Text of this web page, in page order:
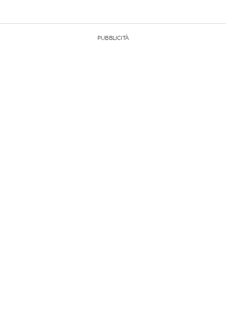
PUBBLICITÀ